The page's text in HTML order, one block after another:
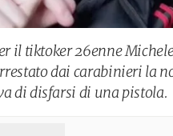
il tiktoker 26enne
dai carabinieri la
di disfarsi di una pistola.